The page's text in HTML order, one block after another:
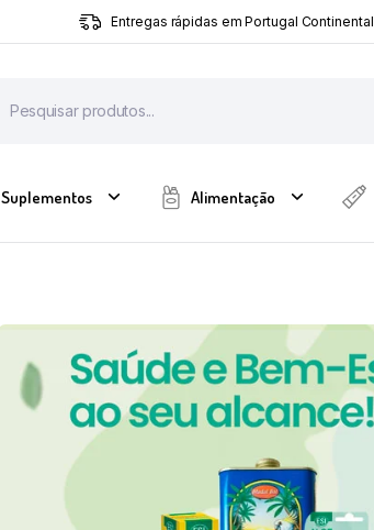
Entregas rápidas em Portugal Continental
Suplementos Alimentação